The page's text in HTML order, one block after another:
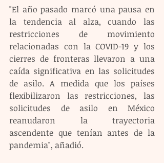
"El año pasado marcó una pausa en
la tendencia al alza, cuando las
restricciones de movimiento
relacionadas con la COVID-19 y los
cierres de fronteras llevaron a una
caída significativa en las solicitudes
de asilo. A medida que los países
flexibilizaron las restricciones, las
solicitudes de asilo en México
reanudaron la trayectoria
ascendente que tenían antes de la
pandemia", añadió.